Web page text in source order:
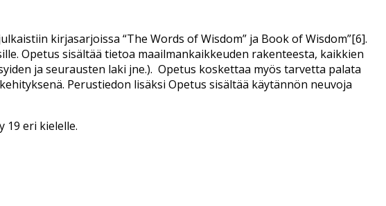
kirjasarjoissa “The Words of Wisdom” ja Book of Wisdom”[6].
Opetus sisältää tietoa maailmankaikkeuden rakenteesta, kaikkien
ja seurausten laki jne.). Opetus koskettaa myös tarvetta palata
Perustiedon lisäksi Opetus sisältää käytännön neuvoja
19 eri kielelle.